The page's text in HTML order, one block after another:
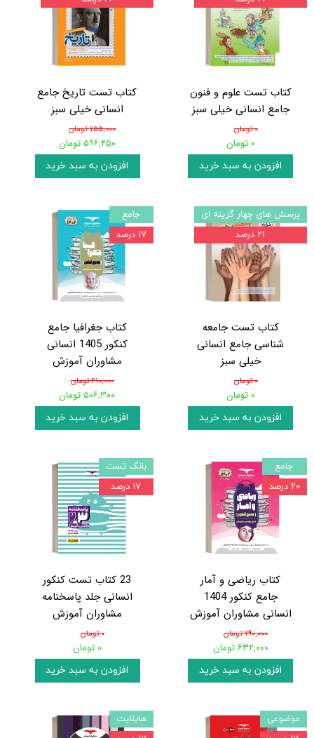
کتاب تست علوم و فنون
جامع انسانی خیلی سبز
۰ تومان
۰ تومان
افزودن به سبد خرید
کتاب تست تاریخ جامع
انسانی خیلی سبز
۷۵۵,۰۰۰ تومان
۵۹۶,۴۵۰ تومان
افزودن به سبد خرید
کتاب تست جامعه
شناسی جامع انسانی
خیلی سبز
۰ تومان
۰ تومان
افزودن به سبد خرید
پرسش های چهار گزینه ای
۲۱ درصد
کتاب جغرافیا جامع
کنکور 1405 انسانی
مشاوران آموزش
۶۱۰,۰۰۰ تومان
۵۰۶,۳۰۰ تومان
افزودن به سبد خرید
جامع
۱۷ درصد
کتاب ریاضی و آمار
جامع کنکور 1404
انسانی مشاوران آموزش
۷۹۰,۰۰۰ تومان
۶۳۲,۰۰۰ تومان
افزودن به سبد خرید
جامع
۲۰ درصد
23 کتاب تست کنکور
انسانی جلد پاسخنامه
مشاوران آموزش
۰ تومان
۰ تومان
افزودن به سبد خرید
بانک تست
۱۷ درصد
موضوعی
هایلایت